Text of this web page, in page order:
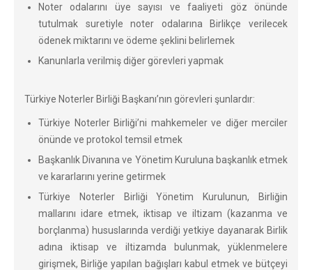
Noter odalarını üye sayısı ve faaliyeti göz önünde
tutulmak suretiyle noter odalarına Birlikçe verilecek
ödenek miktarını ve ödeme şeklini belirlemek
Kanunlarla verilmiş diğer görevleri yapmak
Türkiye Noterler Birliği Başkanı’nın görevleri şunlardır:
Türkiye Noterler Birliği’ni mahkemeler ve diğer merciler
önünde ve protokol temsil etmek
Başkanlık Divanına ve Yönetim Kuruluna başkanlık etmek
ve kararlarını yerine getirmek
Türkiye Noterler Birliği Yönetim Kurulunun, Birliğin
mallarını idare etmek, iktisap ve iltizam (kazanma ve
borçlanma) hususlarında verdiği yetkiye dayanarak Birlik
adına iktisap ve iltizamda bulunmak, yüklenmelere
girişmek, Birliğe yapılan bağışları kabul etmek ve bütçeyi